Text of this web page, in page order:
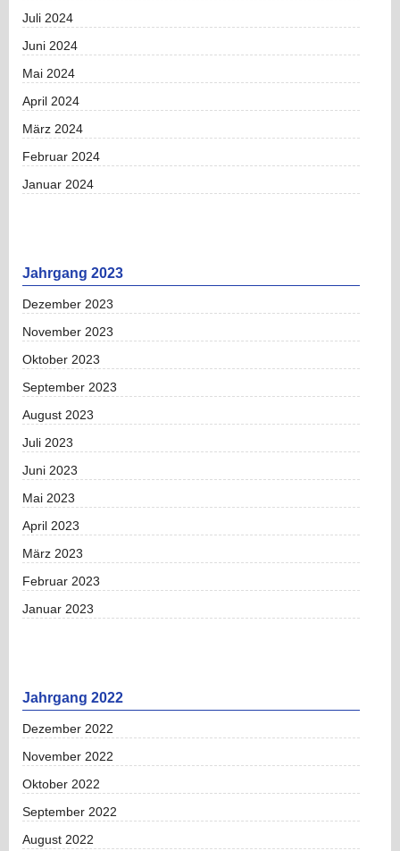
Juli 2024
Juni 2024
Mai 2024
April 2024
März 2024
Februar 2024
Januar 2024
Jahrgang 2023
Dezember 2023
November 2023
Oktober 2023
September 2023
August 2023
Juli 2023
Juni 2023
Mai 2023
April 2023
März 2023
Februar 2023
Januar 2023
Jahrgang 2022
Dezember 2022
November 2022
Oktober 2022
September 2022
August 2022